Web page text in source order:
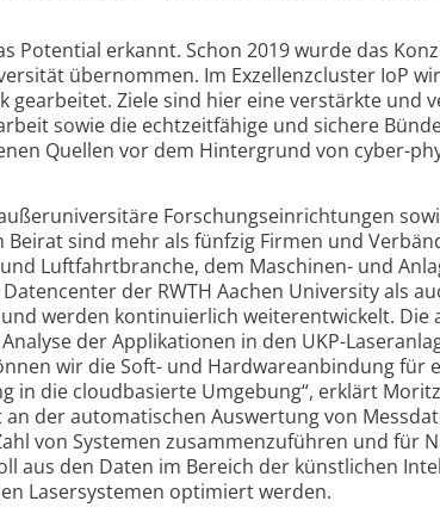
Potential erkannt. Schon 2019 wurde das
übernommen. Im Exzellenz­cluster IoP
gearbeitet. Ziele sind hier eine verstärkte und
sowie die echtzeit­fähige und sichere
Quellen vor dem Hintergrund von cyber-
Forschungs­einrichtungen
Beirat sind mehr als fünfzig Firmen und
Luftfahrt­branche, dem Maschinen- und
der RWTH Aachen University als
und werden konti­nuierlich weiter­entwickelt.
der Appli­kationen in den UKP-
wir die Soft- und Hardware­anbindung für
in die cloudbasierte Umgebung“, erklärt
der auto­matischen Auswertung von
von Systemen zusammen­zuführen und für
aus den Daten im Bereich der künstlichen
Laser­systemen optimiert werden.